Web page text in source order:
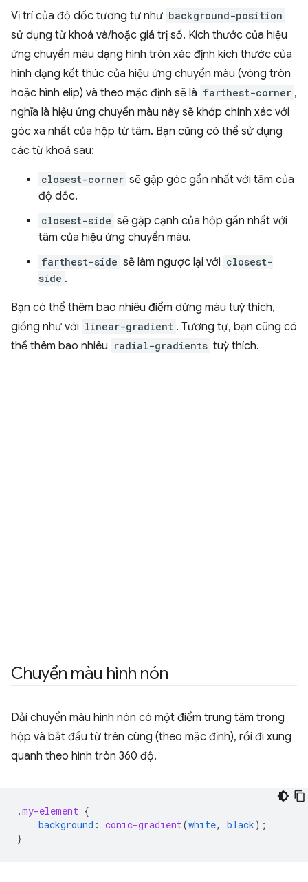
Vị trí của độ dốc tương tự như background-position
sử dụng từ khoá và/hoặc giá trị số. Kích thước của hiệu
ứng chuyển màu dạng hình tròn xác định kích thước của
hình dạng kết thúc của hiệu ứng chuyển màu (vòng tròn
hoặc hình elip) và theo mặc định sẽ là farthest-corner ,
nghĩa là hiệu ứng chuyển màu này sẽ khớp chính xác với
góc xa nhất của hộp từ tâm. Bạn cũng có thể sử dụng
các từ khoá sau:
closest-corner sẽ gặp góc gần nhất với tâm của
độ dốc.
closest-side sẽ gặp cạnh của hộp gần nhất với
tâm của hiệu ứng chuyển màu.
farthest-side sẽ làm ngược lại với closest-
side .
Bạn có thể thêm bao nhiêu điểm dừng màu tuỳ thích,
giống như với linear-gradient . Tương tự, bạn cũng có
thể thêm bao nhiêu radial-gradients tuỳ thích.
Chuyển màu hình nón
Dải chuyển màu hình nón có một điểm trung tâm trong
hộp và bắt đầu từ trên cùng (theo mặc định), rồi đi xung
quanh theo hình tròn 360 độ.
.my-element {
background : conic-gradient(white, black);
}